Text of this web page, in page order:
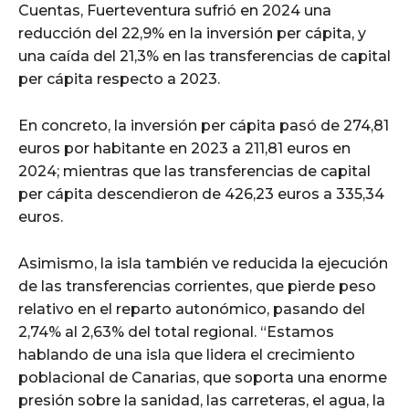
Cuentas, Fuerteventura sufrió en 2024 una
reducción del 22,9% en la inversión per cápita, y
una caída del 21,3% en las transferencias de capital
per cápita respecto a 2023.
En concreto, la inversión per cápita pasó de 274,81
euros por habitante en 2023 a 211,81 euros en
2024; mientras que las transferencias de capital
per cápita descendieron de 426,23 euros a 335,34
euros.
Asimismo, la isla también ve reducida la ejecución
de las transferencias corrientes, que pierde peso
relativo en el reparto autonómico, pasando del
2,74% al 2,63% del total regional. “Estamos
hablando de una isla que lidera el crecimiento
poblacional de Canarias, que soporta una enorme
presión sobre la sanidad, las carreteras, el agua, la